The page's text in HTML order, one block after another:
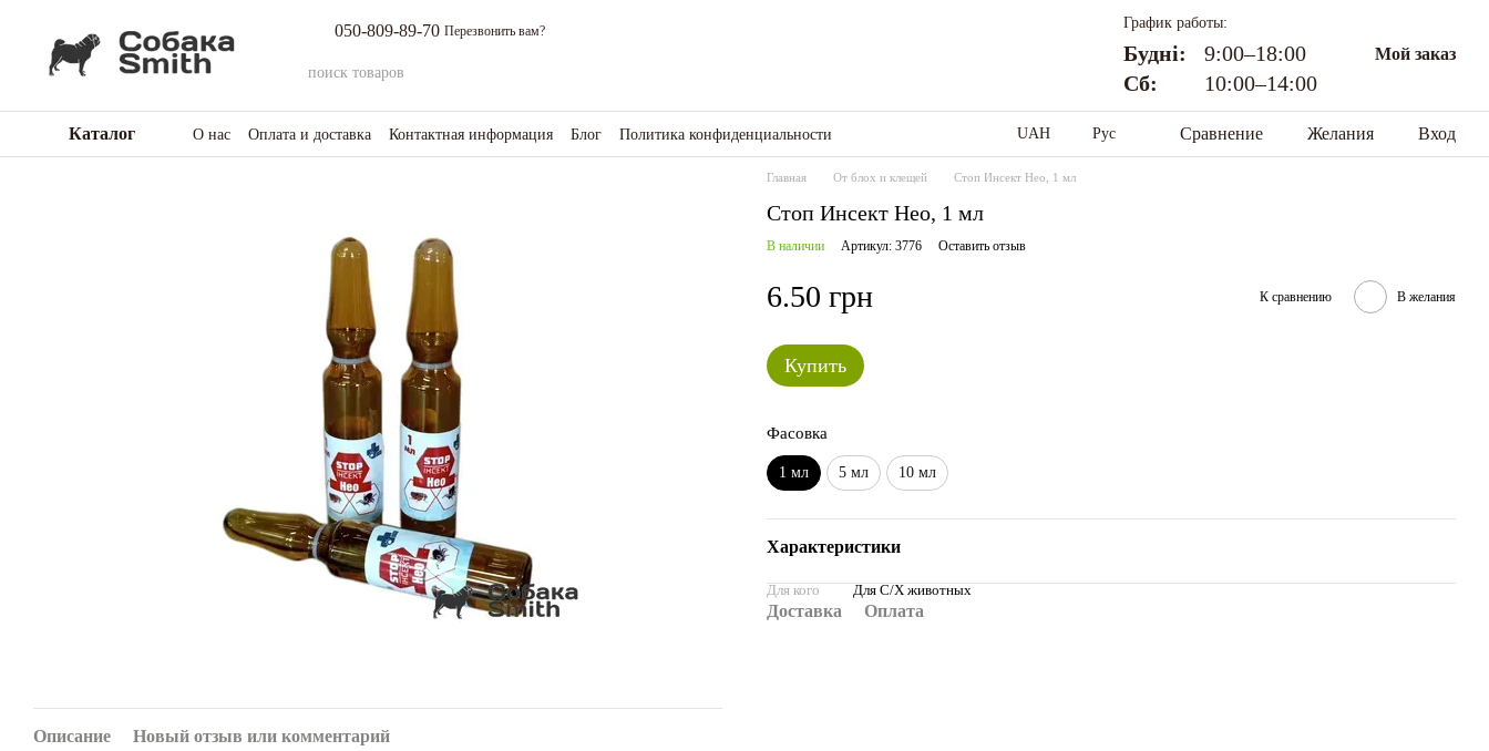
050-809-89-70 Перезвонить вам?
График работы:
Будні:
9:00–18:00
Сб:
10:00–14:00
Мой заказ
Каталог О нас Оплата и доставка Контактная информация Блог
Политика конфиденциальности
Возврат товара и средств
Отзывы о магазине
UAH Рус Сравнение Желания Вход
Описание Новый отзыв или комментарий
Главная От блох и клещей Стоп Инсект Нео, 1 мл
Стоп Инсект Нео, 1 мл
В наличии Артикул: 3776 Оставить отзыв
6.50 грн К сравнению В желания
Купить
Фасовка
1 мл 5 мл 10 мл
Характеристики
Для кого Для С/Х животных
Доставка Оплата